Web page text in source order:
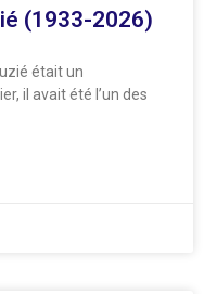
(1933-2026)
était un
il avait été l’un des